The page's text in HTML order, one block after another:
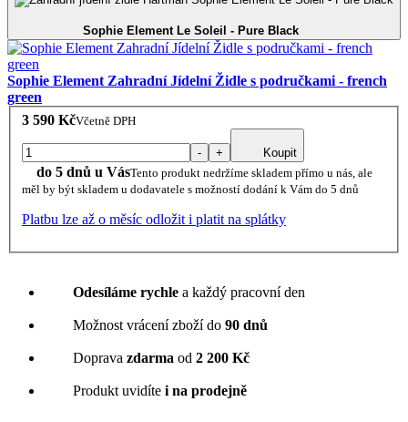
Sophie Element Le Soleil - Pure Black
Sophie Element Zahradní Jídelní Židle s područkami - french
green
3 590 KčVčetně DPH
- + Koupit
do 5 dnů u VásTento produkt nedržíme skladem přímo u nás, ale
měl by být skladem u dodavatele s možností dodání k Vám do 5 dnů
Platbu lze až o měsíc odložit i platit na splátky
Odesíláme rychle a každý pracovní den
Možnost vrácení zboží do 90 dnů
Doprava zdarma od 2 200 Kč
Produkt uvidíte i na prodejně